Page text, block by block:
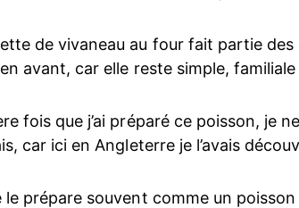
de vivaneau au four fait partie des
avant, car elle reste simple,
fois que j’ai préparé ce poisson, je
car ici en Angleterre je l’avais
le prépare souvent comme un